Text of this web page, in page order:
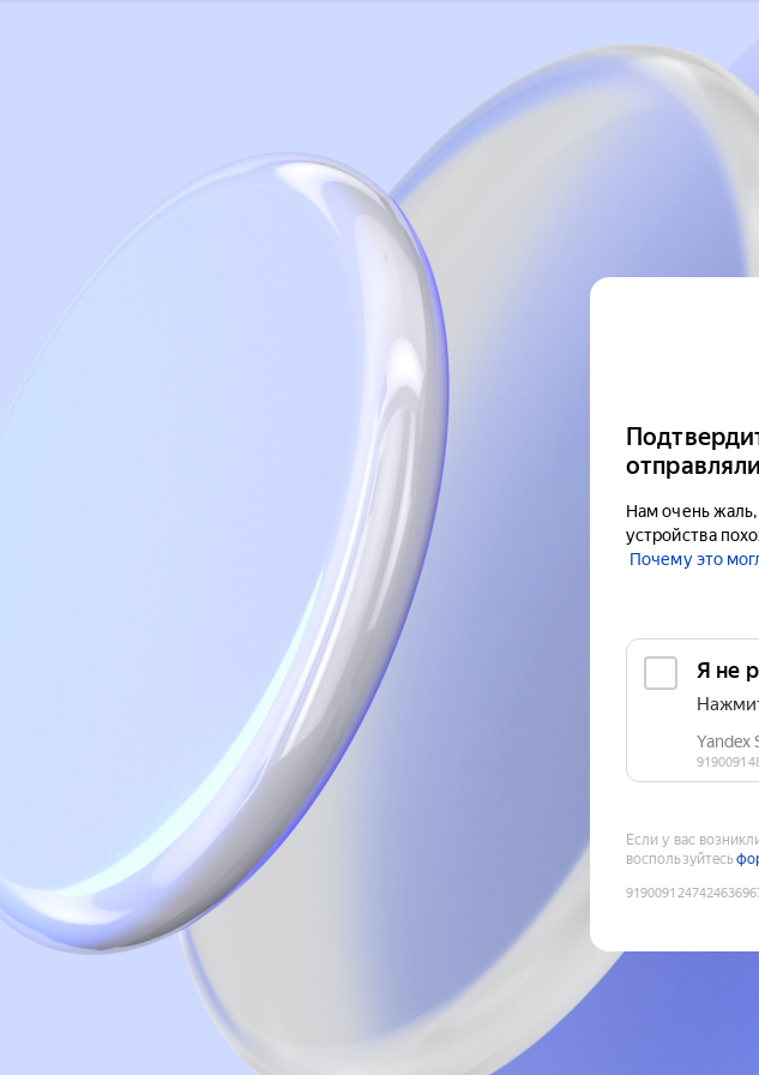
Нам очень
устройства
Почему это
Если у вас
воспользуйтесь